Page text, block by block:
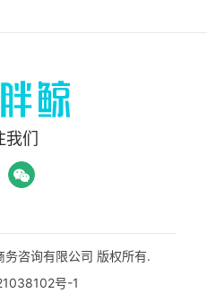
我们
咨询有限公司 版权所有.
号-1